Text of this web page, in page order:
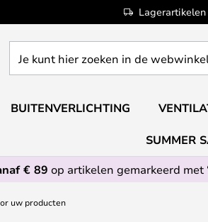
kunt
zoeken
webwinkel
BUITENVERLICHTING
SUMMER
€ 89 op artikelen gemarkeerd met
uw producten